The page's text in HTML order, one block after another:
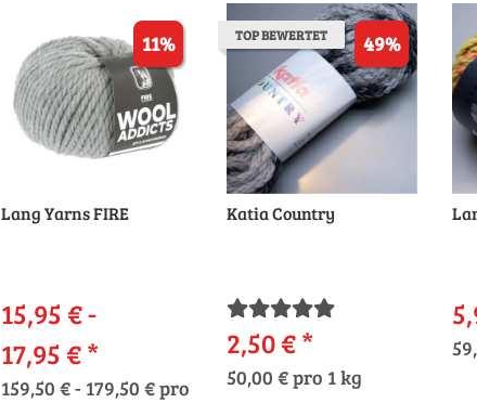
11%
Lang Yarns FIRE
15,95 € -
17,95 €*
159,50 € - 179,50 € pro
49%
TOP BEWERTET
Katia Country
2,50 €*
50,00 € pro 1 kg